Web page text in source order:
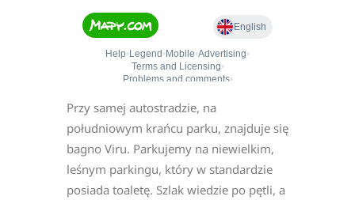
Przy samej autostradzie, na
południowym krańcu parku, znajduje się
bagno Viru. Parkujemy na niewielkim,
leśnym parkingu, który w standardzie
posiada toaletę. Szlak wiedzie po pętli, a